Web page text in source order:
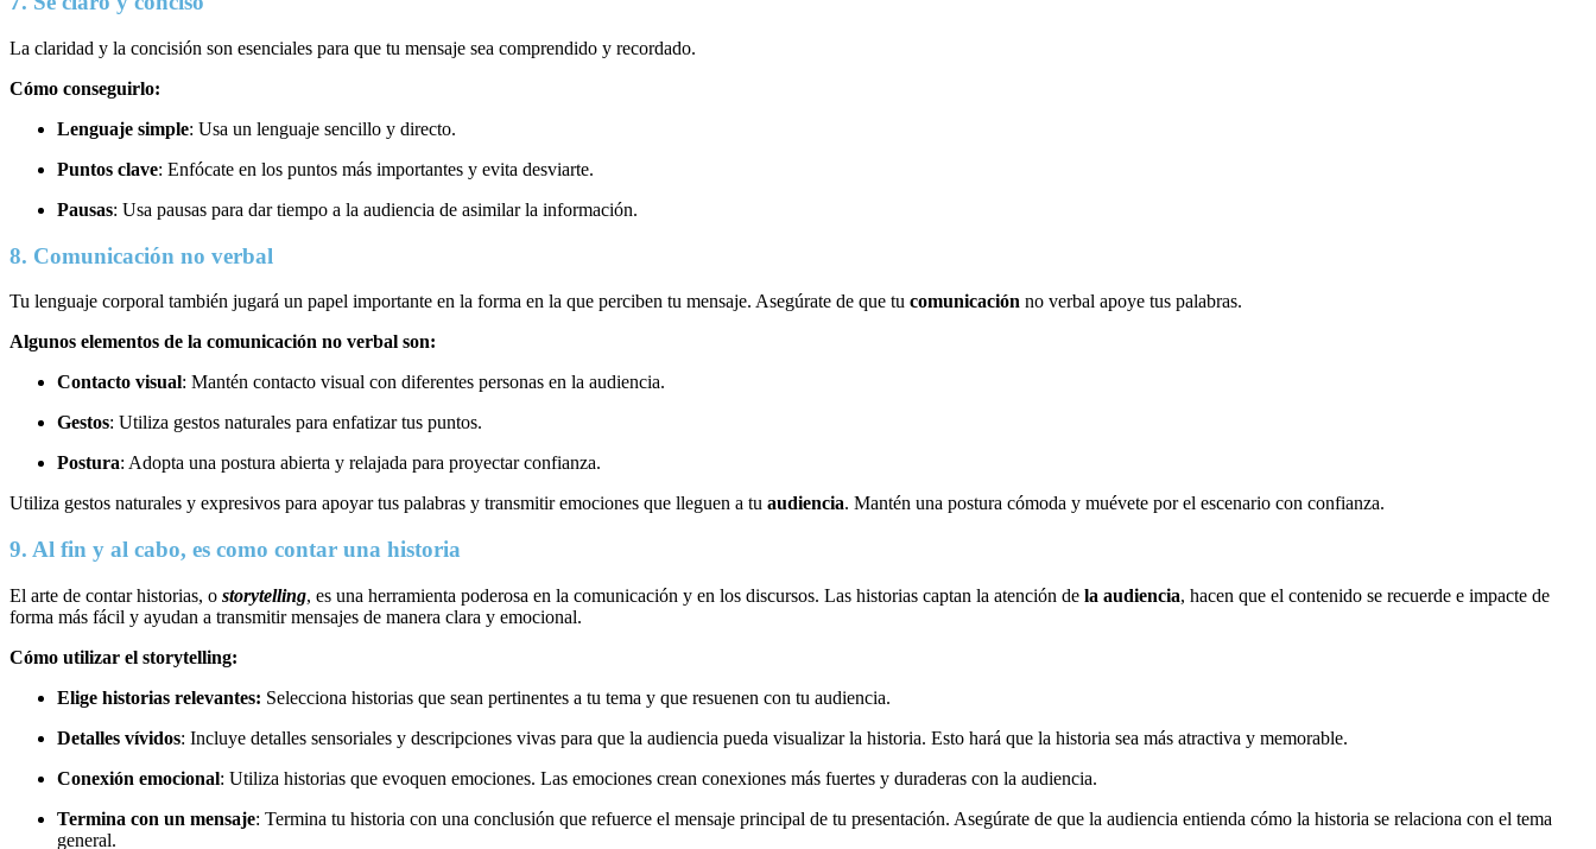
La claridad y la concisión son esenciales para que tu mensaje sea comprendido y recordado.
Cómo conseguirlo:
Lenguaje simple: Usa un lenguaje sencillo y directo.
Puntos clave: Enfócate en los puntos más importantes y evita desviarte.
Pausas: Usa pausas para dar tiempo a la audiencia de asimilar la información.
8. Comunicación no verbal
Tu lenguaje corporal también jugará un papel importante en la forma en la que perciben tu mensaje. Asegúrate de que tu comunicación no verbal apoye tus palabras.
Algunos elementos de la comunicación no verbal son:
Contacto visual: Mantén contacto visual con diferentes personas en la audiencia.
Gestos: Utiliza gestos naturales para enfatizar tus puntos.
Postura: Adopta una postura abierta y relajada para proyectar confianza.
Utiliza gestos naturales y expresivos para apoyar tus palabras y transmitir emociones que lleguen a tu audiencia. Mantén una postura cómoda y muévete por el escenario con confianza.
9. Al fin y al cabo, es como contar una historia
El arte de contar historias, o storytelling, es una herramienta poderosa en la comunicación y en los discursos. Las historias captan la atención de la audiencia, hacen que el contenido se recuerde e impacte de
forma más fácil y ayudan a transmitir mensajes de manera clara y emocional.
Cómo utilizar el storytelling:
Elige historias relevantes: Selecciona historias que sean pertinentes a tu tema y que resuenen con tu audiencia.
Detalles vívidos: Incluye detalles sensoriales y descripciones vivas para que la audiencia pueda visualizar la historia. Esto hará que la historia sea más atractiva y memorable.
Conexión emocional: Utiliza historias que evoquen emociones. Las emociones crean conexiones más fuertes y duraderas con la audiencia.
Termina con un mensaje: Termina tu historia con una conclusión que refuerce el mensaje principal de tu presentación. Asegúrate de que la audiencia entienda cómo la historia se relaciona con el tema
general.